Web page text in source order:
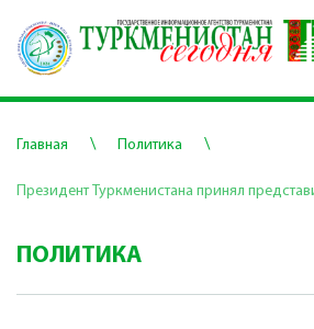
Главная \ Политика \
Президент Туркменистана принял
ПОЛИТИКА